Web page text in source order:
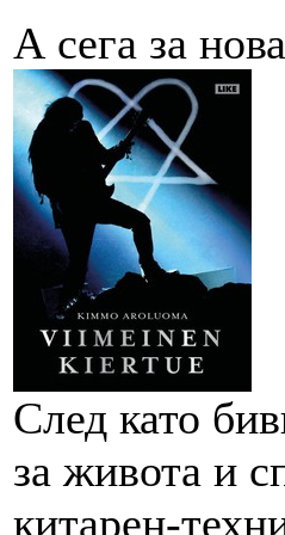
А сега за
След като
за живота и
китарен-